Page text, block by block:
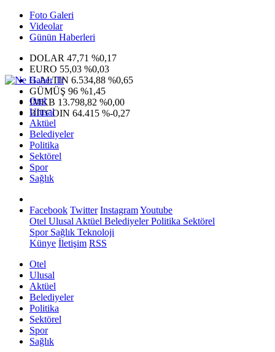
Foto Galeri
Videolar
Günün Haberleri
DOLAR 47,71 %0,17
EURO 55,03 %0,03
G.ALTIN 6.534,88 %0,65
GÜMÜŞ 96 %1,45
IMKB 13.798,82 %0,00
BITCOIN 64.415 %-0,27
Otel
Ulusal
Aktüel
Belediyeler
Politika
Sektörel
Spor
Sağlık
Facebook Twitter InstagramYoutube
Otel Ulusal Aktüel BelediyelerPolitika Sektörel
SporSağlık Teknoloji
Künye İletişim RSS
Otel
Ulusal
Aktüel
Belediyeler
Politika
Sektörel
Spor
Sağlık